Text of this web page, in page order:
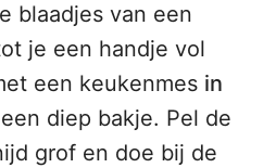
blaadjes van een
je een handje vol
een keukenmes in
diep bakje. Pel de
grof en doe bij de